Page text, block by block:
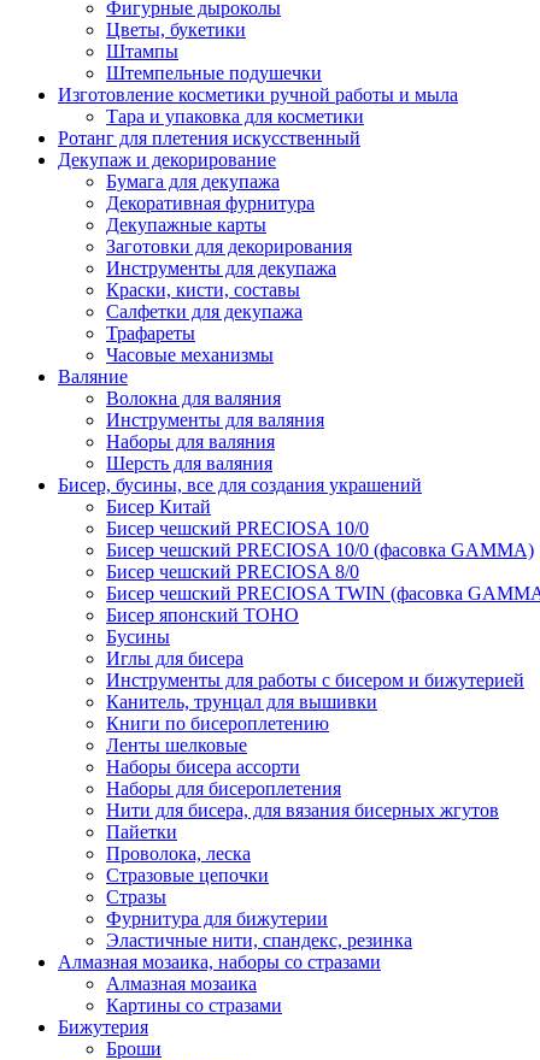
Фигурные дыроколы
Цветы, букетики
Штампы
Штемпельные подушечки
Изготовление косметики ручной работы и мыла
Тара и упаковка для косметики
Ротанг для плетения искусственный
Декупаж и декорирование
Бумага для декупажа
Декоративная фурнитура
Декупажные карты
Заготовки для декорирования
Инструменты для декупажа
Краски, кисти, составы
Салфетки для декупажа
Трафареты
Часовые механизмы
Валяние
Волокна для валяния
Инструменты для валяния
Наборы для валяния
Шерсть для валяния
Бисер, бусины, все для создания украшений
Бисер Китай
Бисер чешский PRECIOSA 10/0
Бисер чешский PRECIOSA 10/0 (фасовка GAMMA)
Бисер чешский PRECIOSA 8/0
Бисер чешский PRECIOSA TWIN (фасовка
Бисер японский TOHO
Бусины
Иглы для бисера
Инструменты для работы с бисером и бижутерией
Канитель, трунцал для вышивки
Книги по бисероплетению
Ленты шелковые
Наборы бисера ассорти
Наборы для бисероплетения
Нити для бисера, для вязания бисерных жгутов
Пайетки
Проволока, леска
Стразовые цепочки
Стразы
Фурнитура для бижутерии
Эластичные нити, спандекс, резинка
Алмазная мозаика, наборы со стразами
Алмазная мозаика
Картины co стразами
Бижутерия
Броши